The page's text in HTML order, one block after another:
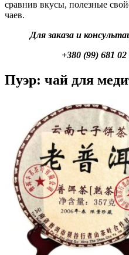
сравнив вкусы, полезные
чаев.
Для заказа и
+380 (99) 681
Пуэр: чай для